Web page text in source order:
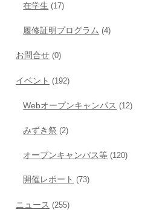
在学生 (17)
履修証明プログラム (4)
お問合せ (0)
イベント (192)
Webオープンキャンパス (12)
みずき祭 (2)
オープンキャンパス等 (120)
開催レポート (73)
ニュース (255)